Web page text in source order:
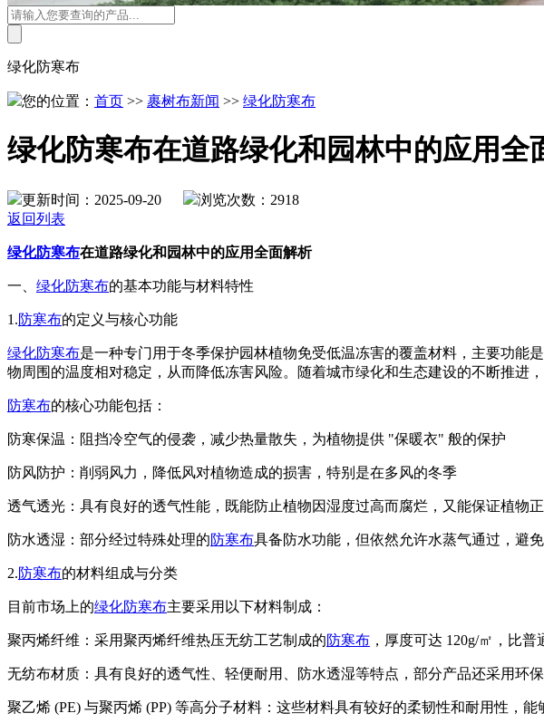
绿化防寒布
您的位置： 首页 >> 裹树布新闻 >> 绿化防寒布
绿化防寒布在道路绿化和园林中的应用全
更新时间：2025-09-20
浏览次数：2918
返回列表
绿化防寒布在道路绿化和园林中的应用全面解析
一、 绿化防寒布的基本功能与材料特性
1.防寒布的定义与核心功能
绿化防寒布是一种专门用于冬季保护园林植物免受低温冻害的覆盖材料，主要功能
物周围的温度相对稳定，从而降低冻害风险。随着城市绿化和生态建设的不断推进
防寒布的核心功能包括：
防寒保温：阻挡冷空气的侵袭，减少热量散失，为植物提供 "保暖衣" 般的保护
防风防护：削弱风力，降低风对植物造成的损害，特别是在多风的冬季
透气透光：具有良好的透气性能，既能防止植物因湿度过高而腐烂，又能保证植物
防水透湿：部分经过特殊处理的防寒布具备防水功能，但依然允许水蒸气通过，避
2.防寒布的材料组成与分类
目前市场上的绿化防寒布主要采用以下材料制成：
聚丙烯纤维：采用聚丙烯纤维热压无纺工艺制成的防寒布 ，厚度可达 120g/㎡，比
无纺布材质：具有良好的透气性、轻便耐用、防水透湿等特点，部分产品还采用环
聚乙烯 (PE) 与聚丙烯 (PP) 等高分子材料：这些材料具有较好的柔韧性和耐用性，